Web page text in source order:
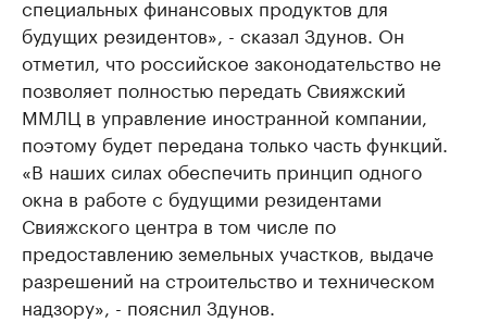
специальных финансовых продуктов для
будущих резидентов», - сказал Здунов. Он
отметил, что российское законодательство не
позволяет полностью передать Свияжский
ММЛЦ в управление иностранной компании,
поэтому будет передана только часть функций.
«В наших силах обеспечить принцип одного
окна в работе с будущими резидентами
Свияжского центра в том числе по
предоставлению земельных участков, выдаче
разрешений на строительство и техническом
надзору», - пояснил Здунов.